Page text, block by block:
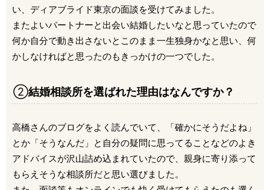
い、ディアブライド東京の面談を受けてみました。
またよいパートナーと出会い結婚したいなと思っていたので
何か自分で動き出さないとこのまま一生独身かなと思い、何
かしなければと思ったのもきっかけの一つでした。
②結婚相談所を選ばれた理由はなんですか？
高橋さんのブログをよく読んでいて、「確かにそうだよね」
とか「そうなんだ」と自分の疑問に思ってることなどのよき
アドバイスが沢山詰め込まれていたので、親身に寄り添って
もらえそうな相談所だと思い選びました。